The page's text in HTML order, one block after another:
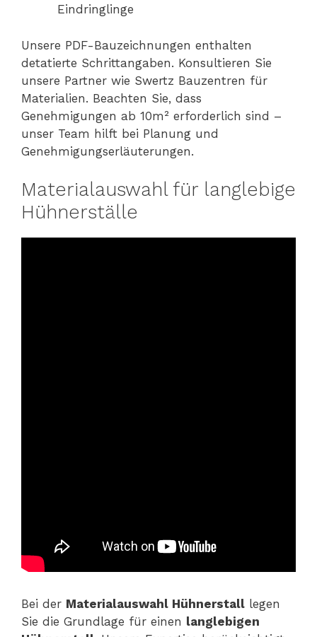
Eindringlinge
Unsere PDF-Bauzeichnungen enthalten
detatierte Schrittangaben. Konsultieren Sie
unsere Partner wie Swertz Bauzentren für
Materialien. Beachten Sie, dass
Genehmigungen ab 10m² erforderlich sind –
unser Team hilft bei Planung und
Genehmigungserläuterungen.
Materialauswahl für langlebige
Hühnerställe
Bei der Materialauswahl Hühnerstall legen
Sie die Grundlage für einen langlebigen